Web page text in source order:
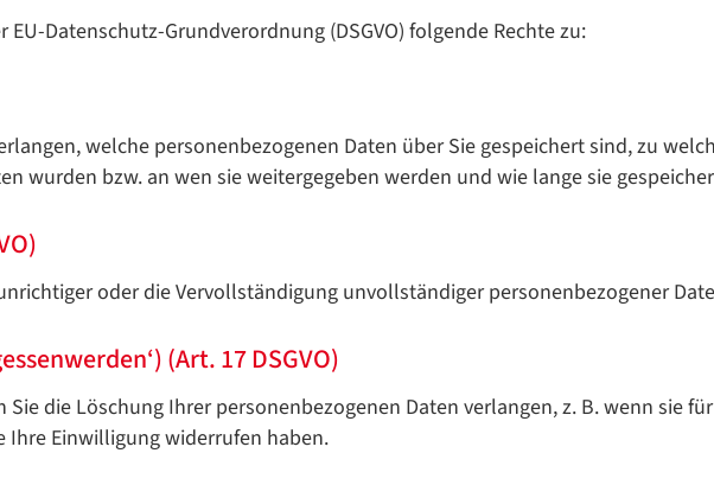
Datenschutz-Grundverordnung (DSGVO) folgende Rechte zu:
welche personenbezogenen Daten über Sie gespeichert sind, zu
wurden bzw. an wen sie weitergegeben werden und wie lange sie
oder die Vervollständigung unvollständiger personenbezogener
(Art. 17 DSGVO)
die Löschung Ihrer personenbezogenen Daten verlangen, z. B. wenn sie
Einwilligung widerrufen haben.
Datenschutzerklärung
ZURÜCK
Datenschutzerklärung
Übersetzen
Translate
ZURÜCK